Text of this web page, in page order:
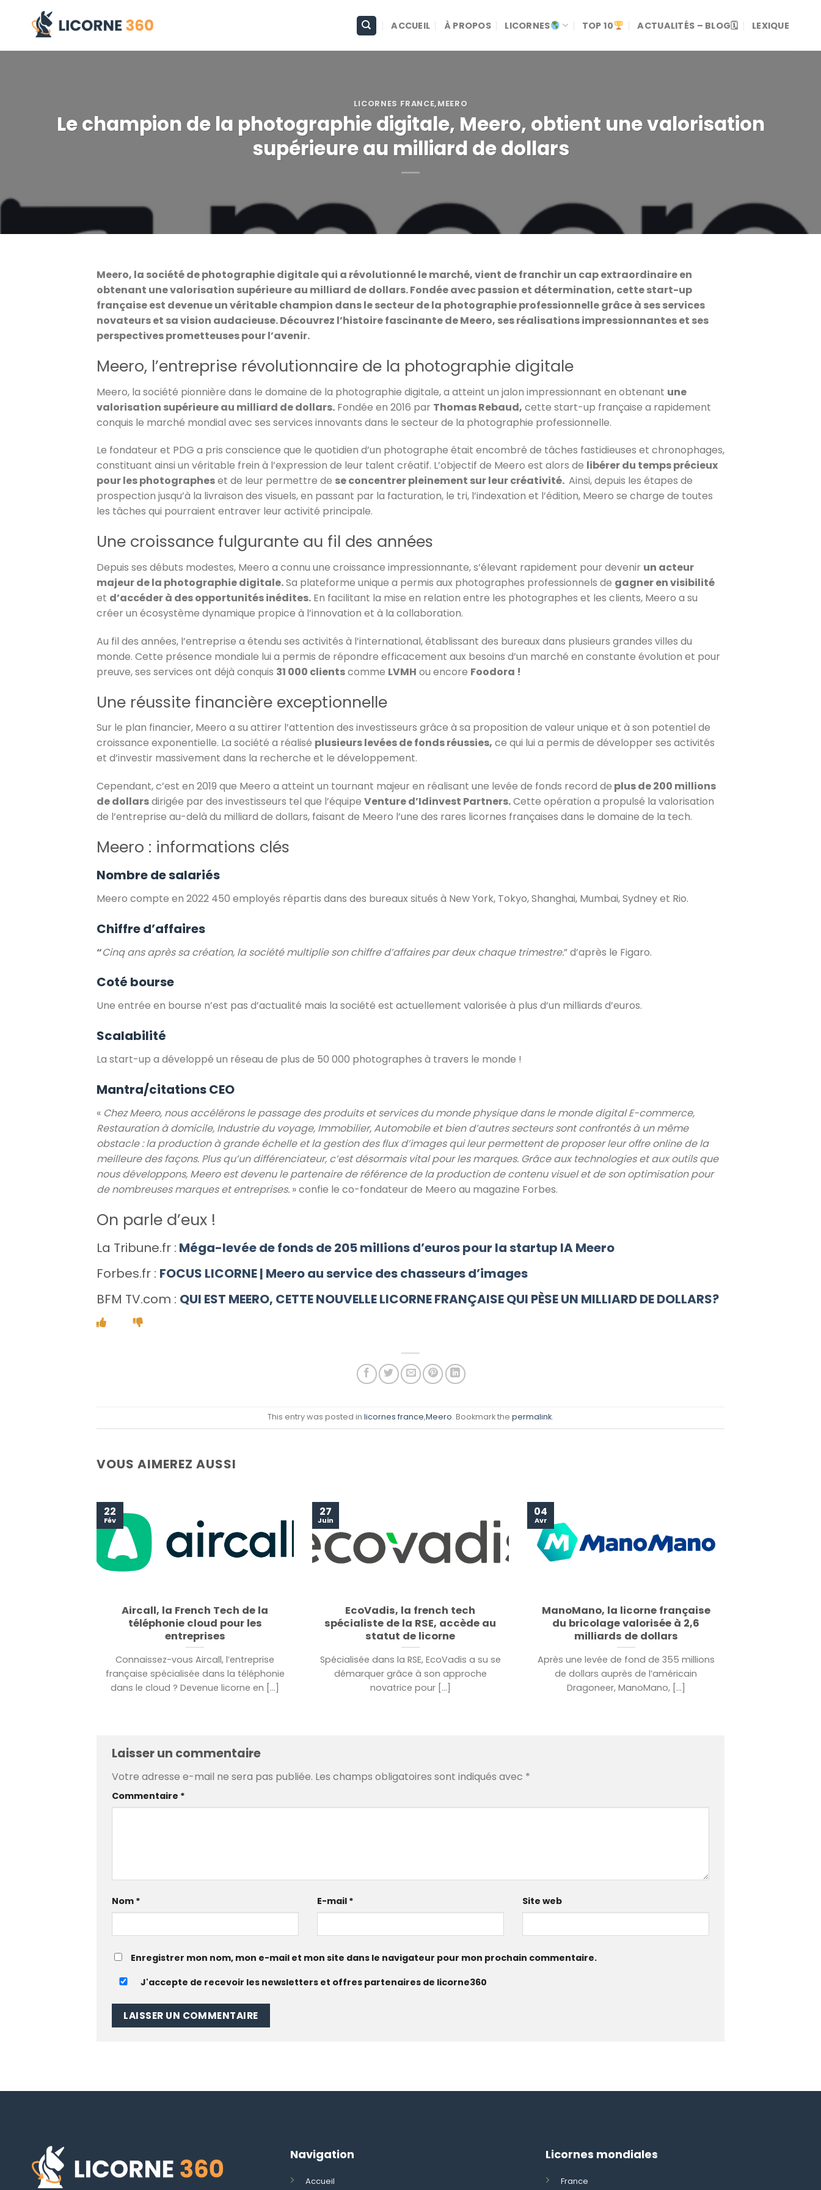
content
ACCUEIL À PROPOS LICORNES TOP 10 ACTUALITÉS – BLOG🗓 LEXIQUE
LICORNES FRANCE,MEERO
Le champion de la photographie digitale, Meero, obtient une valorisation
supérieure au milliard de dollars
Meero, la société de photographie digitale qui a révolutionné le marché, vient de franchir un cap extraordinaire en
obtenant une valorisation supérieure au milliard de dollars. Fondée avec passion et détermination, cette start-up
française est devenue un véritable champion dans le secteur de la photographie professionnelle grâce à ses services
novateurs et sa vision audacieuse. Découvrez l’histoire fascinante de Meero, ses réalisations impressionnantes et ses
perspectives prometteuses pour l’avenir.
Meero, l’entreprise révolutionnaire de la photographie digitale
Meero, la société pionnière dans le domaine de la photographie digitale, a atteint un jalon impressionnant en obtenant une
valorisation supérieure au milliard de dollars.Fondée en 2016 par Thomas Rebaud, cette start-up française a rapidement
conquis le marché mondial avec ses services innovants dans le secteur de la photographie professionnelle.
Le fondateur et PDG a pris conscience que le quotidien d’un photographe était encombré de tâches fastidieuses et chronophages,
constituant ainsi un véritable frein à l’expression de leur talent créatif. L’objectif de Meero est alors de libérer du temps précieux
pour les photographeset de leur permettre de se concentrer pleinement sur leur créativité. Ainsi, depuis les étapes de
prospection jusqu’à la livraison des visuels, en passant par la facturation, le tri, l’indexation et l’édition, Meero se charge de toutes
les tâches qui pourraient entraver leur activité principale.
Une croissance fulgurante au fil des années
Depuis ses débuts modestes, Meero a connu une croissance impressionnante, s’élevant rapidement pour devenir un acteur
majeur de la photographie digitale.Sa plateforme unique a permis aux photographes professionnels de gagner en visibilité
et d’accéder à des opportunités inédites.En facilitant la mise en relation entre les photographes et les clients, Meero a su
créer un écosystème dynamique propice à l’innovation et à la collaboration.
Au fil des années, l’entreprise a étendu ses activités à l’international, établissant des bureaux dans plusieurs grandes villes du
monde. Cette présence mondiale lui a permis de répondre efficacement aux besoins d’un marché en constante évolution et pour
preuve, ses services ont déjà conquis 31 000 clientscomme LVMH ou encore Foodora !
Une réussite financière exceptionnelle
Sur le plan financier, Meero a su attirer l’attention des investisseurs grâce à sa proposition de valeur unique et à son potentiel de
croissance exponentielle. La société a réalisé plusieurs levées de fonds réussies, ce qui lui a permis de développer ses activités
et d’investir massivement dans la recherche et le développement.
Cependant, c’est en 2019 que Meero a atteint un tournant majeur en réalisant une levée de fonds record de plus de 200 millions
de dollarsdirigée par des investisseurs tel que l’équipe Venture d’Idinvest Partners.Cette opération a propulsé la valorisation
de l’entreprise au-delà du milliard de dollars, faisant de Meero l’une des rares licornes françaises dans le domaine de la tech.
Meero : informations clés
Nombre de salariés
Meero compte en 2022 450 employés répartis dans des bureaux situés à New York, Tokyo, Shanghai, Mumbai, Sydney et Rio.
Chiffre d’affaires
“Cinq ans après sa création, la société multiplie son chiffre d’affaires par deux chaque trimestre.” d’après le Figaro.
Coté bourse
Une entrée en bourse n’est pas d’actualité mais la société est actuellement valorisée à plus d’un milliards d’euros.
Scalabilité
La start-up a développé un réseau de plus de 50 000 photographes à travers le monde !
Mantra/citations CEO
« Chez Meero, nous accélérons le passage des produits et services du monde physique dans le monde digital E-commerce,
Restauration à domicile, Industrie du voyage, Immobilier, Automobile et bien d’autres secteurs sont confrontés à un même
obstacle : la production à grande échelle et la gestion des flux d’images qui leur permettent de proposer leur offre online de la
meilleure des façons. Plus qu’un différenciateur, c’est désormais vital pour les marques. Grâce aux technologies et aux outils que
nous développons, Meero est devenu le partenaire de référence de la production de contenu visuel et de son optimisation pour
de nombreuses marques et entreprises. » confie le co-fondateur de Meero au magazine Forbes.
On parle d’eux !
La Tribune.fr : Méga-levée de fonds de 205 millions d’euros pour la startup IA Meero
Forbes.fr : FOCUS LICORNE | Meero au service des chasseurs d’images
BFM TV.com : QUI EST MEERO, CETTE NOUVELLE LICORNE FRANÇAISE QUI PÈSE UN MILLIARD DE DOLLARS?
This entry was posted in licornes france,Meero. Bookmark the permalink.
VOUS AIMEREZ AUSSI
Aircall, la French Tech de la
téléphonie cloud pour les
entreprises
Connaissez-vous Aircall, l’entreprise
française spécialisée dans la téléphonie
dans le cloud ? Devenue licorne en [...]
22
Fév
EcoVadis, la french tech
spécialiste de la RSE, accède au
statut de licorne
Spécialisée dans la RSE, EcoVadis a su se
démarquer grâce à son approche
novatrice pour [...]
27
Juin
ManoMano, la licorne française
du bricolage valorisée à 2,6
milliards de dollars
Après une levée de fond de 355 millions
de dollars auprès de l’américain
Dragoneer, ManoMano, [...]
04
Avr
Laisser un commentaire
Votre adresse e-mail ne sera pas publiée. Les champs obligatoires sont indiqués avec *
Commentaire *
Nom * E-mail * Site web
Enregistrer mon nom, mon e-mail et mon site dans le navigateur pour mon prochain commentaire.
J'accepte de recevoir les newsletters et offres partenaires de licorne360
Navigation
Accueil
Licornes mondiales
France